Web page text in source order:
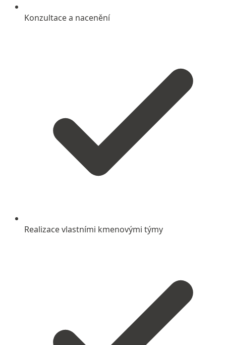
Konzultace a nacenění
Realizace vlastními kmenovými týmy